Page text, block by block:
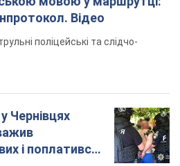
Відео
поліцейські та слідчо-
Чернівцях
і поплатився.